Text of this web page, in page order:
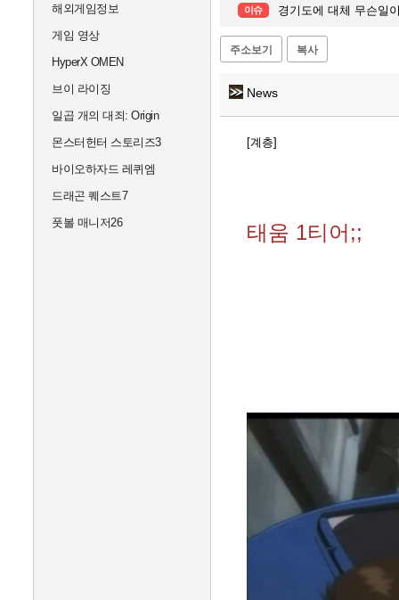
해외게임정보
게임 영상
HyperX OMEN
브이 라이징
일곱 개의 대죄: Origin
몬스터헌터 스토리즈3
바이오하자드 레퀴엠
드래곤 퀘스트7
풋볼 매니저26
이슈 경기도에 대체 무슨일
주소보기 복사
News
[계층]
태움 1티어;;